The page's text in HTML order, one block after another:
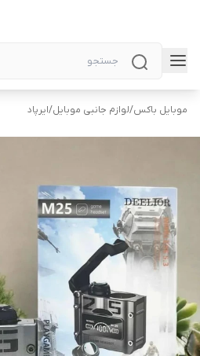
موبایل باکس/لوازم جانبی موبایل/ایرپاد